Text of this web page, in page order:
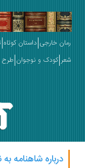
خارجی داستان کوتاه تاریخ
کودک و نوجوان طرح جلد
درباره شاهنامه به